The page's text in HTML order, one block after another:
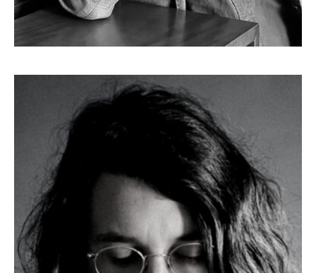
MARCO STEINER
Autore e sceneggiatore